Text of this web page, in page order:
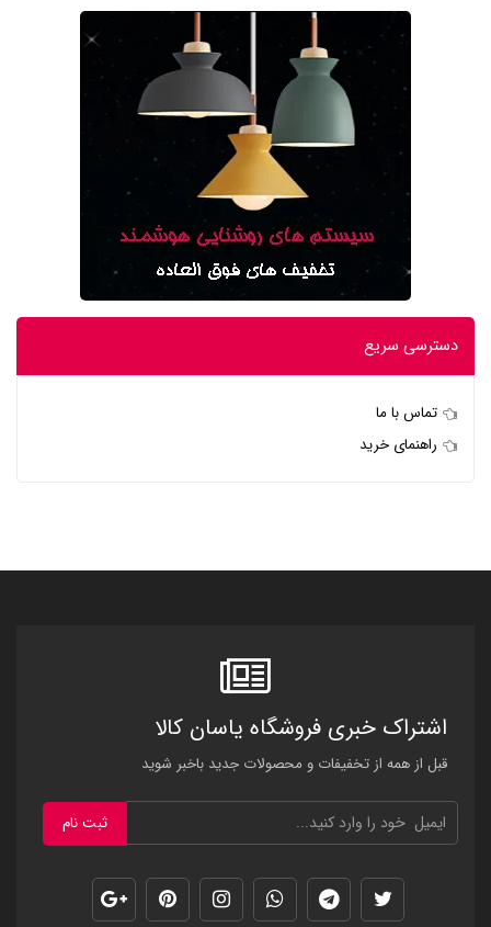
دسترسی سریع
تماس با ما
راهنمای خرید
اشتراک خبری فروشگاه یاسان کالا
قبل از همه از تخفیفات و محصولات جدید باخبر شوید
ثبت نام